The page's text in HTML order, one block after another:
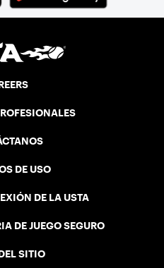
DE USO
DE LA USTA
DE JUEGO SEGURO
SITIO